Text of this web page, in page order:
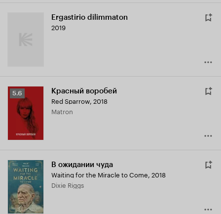
Ergastirio dilimmaton
2019
Рейтинг
Кинопоиска
5.6
5.6 Красный воробей
Red Sparrow, 2018
Matron
В ожидании чуда
Waiting for the Miracle to Come, 2018
Dixie Riggs